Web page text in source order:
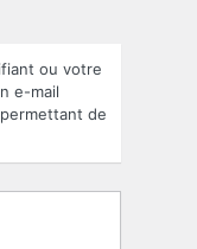
ou votre
e-mail
de